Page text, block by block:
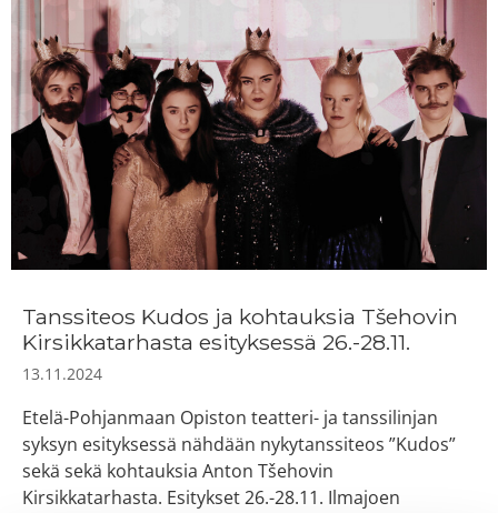
Tanssiteos Kudos ja kohtauksia Tšehovin
Kirsikkatarhasta esityksessä 26.-28.11.
13.11.2024
Etelä-Pohjanmaan Opiston teatteri- ja tanssilinjan
syksyn esityksessä nähdään nykytanssiteos ”Kudos”
sekä sekä kohtauksia Anton Tšehovin
Kirsikkatarhasta. Esitykset 26.-28.11. Ilmajoen